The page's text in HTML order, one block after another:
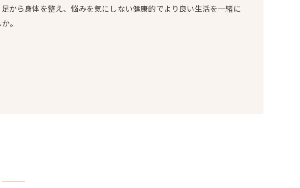
から身体を整え、悩みを気にしない健康的でより良い生活を一緒に
。